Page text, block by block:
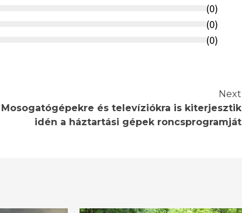
(0)
(0)
(0)
Next
Mosogatógépekre és televíziókra is kiterjesztik
idén a háztartási gépek roncsprogramját